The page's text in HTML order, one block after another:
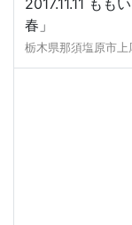
2017.11.11 もも
春」
栃木県那須塩原市上